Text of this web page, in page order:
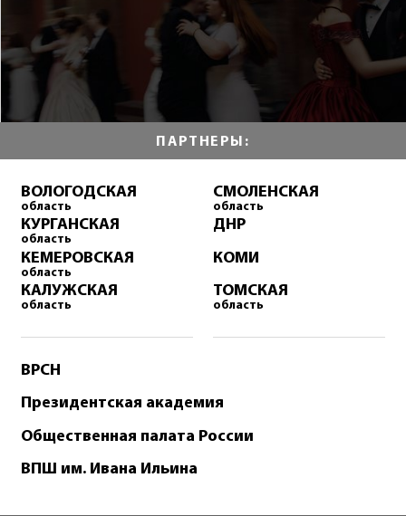
ПАРТНЕРЫ:
ВОЛОГОДСКАЯ
область
КУРГАНСКАЯ
область
КЕМЕРОВСКАЯ
область
КАЛУЖСКАЯ
область
СМОЛЕНСКАЯ
область
ДНР
КОМИ
ТОМСКАЯ
область
ВРСН
Президентская академия
Общественная палата России
ВПШ им. Ивана Ильина